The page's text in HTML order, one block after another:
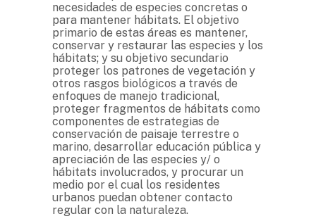
necesidades de especies concretas o
para mantener hábitats. El objetivo
primario de estas áreas es mantener,
conservar y restaurar las especies y los
hábitats; y su objetivo secundario
proteger los patrones de vegetación y
otros rasgos biológicos a través de
enfoques de manejo tradicional,
proteger fragmentos de hábitats como
componentes de estrategias de
conservación de paisaje terrestre o
marino, desarrollar educación pública y
apreciación de las especies y/ o
hábitats involucrados, y procurar un
medio por el cual los residentes
urbanos puedan obtener contacto
regular con la naturaleza.